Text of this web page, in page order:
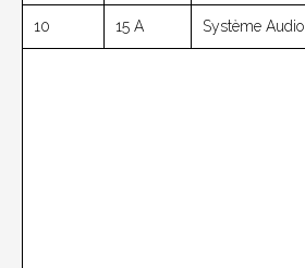
10 15 A Système Audio